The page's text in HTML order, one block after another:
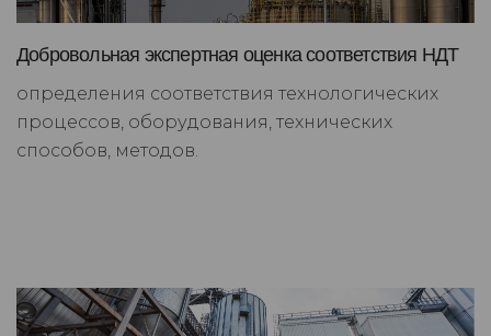
Добровольная экспертная оценка соответствия НДТ
определения соответствия технологических
процессов, оборудования, технических
способов, методов.